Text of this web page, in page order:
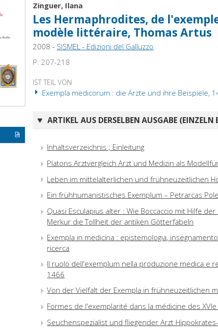
Zinguer, Ilana
Les Hermaphrodites, de
modèle littéraire, Thomas Artus
2008 - SISMEL - Edizioni del Galluzzo
P. 207-218
IST TEIL VON
Exempla medicorum : die Ärzte und ihre Beispiele,
ARTIKEL AUS DERSELBEN AUSGABE
Inhaltsverzeichnis ; Einleitung
Platons Arztvergleich Arzt und Medizin als
Leben im mittelalterlichen und frühneuzeitlichen
Ein frühhumanistisches Exemplum – Petrarcas
Quasi Esculapius alter : Wie Boccaccio mit Hilfe
Merkur die Tollheit der antiken Götterfabeln
Exempla in medicina : epistemologia,
ricerca
Il ruolo dell'exemplum nella produzione medica e
1466
Von der Vielfalt der Exempla in frühneuzeitlichen
Formes de l'exemplarité dans la médicine des XVIe
Seuchenspezialist und fliegender Arzt